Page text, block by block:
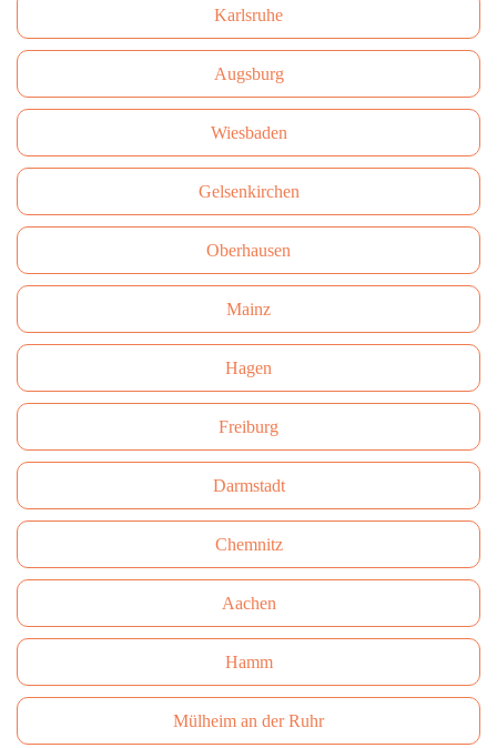
Karlsruhe
Augsburg
Wiesbaden
Gelsenkirchen
Oberhausen
Mainz
Hagen
Freiburg
Darmstadt
Сhemnitz
Aachen
Hamm
Mülheim an der Ruhr